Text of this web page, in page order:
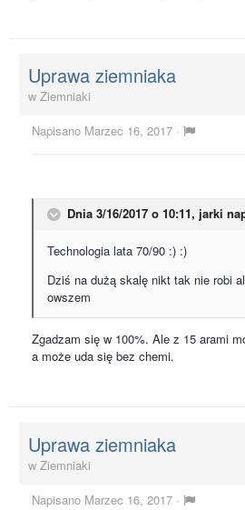
Uprawa ziemniaka
w Ziemniaki
Napisano Marzec 16, 2017 ·
Dnia 3/16/2017 o 10:11, jarki
Technologia lata 70/90 :) :)
Dziś na dużą skalę nikt tak nie robi
owszem
Zgadzam się w 100%. Ale z 15 arami
a może uda się bez chemi.
Uprawa ziemniaka
w Ziemniaki
Napisano Marzec 16, 2017 ·